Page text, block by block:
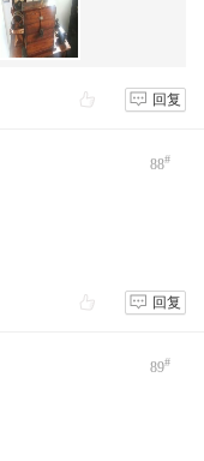
回复
88#
回复
89#